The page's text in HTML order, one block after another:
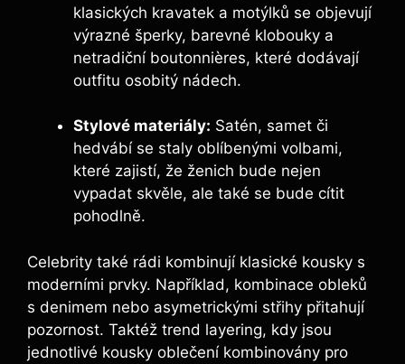
klasických kravatek a motýlků se objevují
výrazné šperky, barevné klobouky a
netradiční boutonnières, které dodávají
outfitu osobitý nádech.
Stylové materiály: Satén, samet či
hedvábí se staly oblíbenými volbami,
které zajistí, že ženich bude nejen
vypadat skvěle, ale také se bude cítit
pohodlně.
Celebrity také rádi kombinují klasické kousky s
moderními prvky. Například, kombinace obleků
s denimem nebo asymetrickými střihy přitahují
pozornost. Taktéž trend layering, kdy jsou
jednotlivé kousky oblečení kombinovány pro